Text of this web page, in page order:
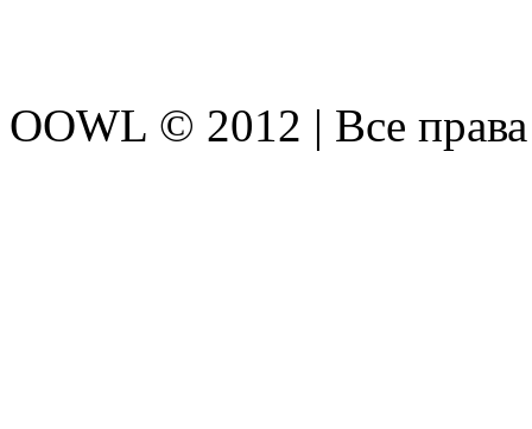
OOWL © 2012 | Все